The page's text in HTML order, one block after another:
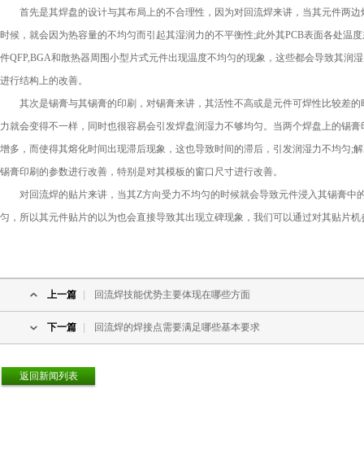
首先是其焊盘的设计与其布局上的不合理性，因为对回流焊来讲，当其元件两边
时候，就会因为热容量的不均匀而引起其湿润力的不平衡性;此外其PCB表面各处温
件QFP,BGA和散热器周围小型片式元件出现温度不均匀的现象，这些都会导致其润
进行结构上的改善。
其次是锡膏与其锡膏的印刷，对锡膏来讲，其活性不高或是元件可焊性比较差的
力就会变得不一样，同时也很容易会引发焊盘润湿力不够均匀。当两个焊盘上的锡
增多，而使得其熔化时间出现滞后现象，这也导致时间的滞后，引发润湿力不均匀;
锡膏印刷的参数进行改善，特别是对其模板的窗口尺寸进行改善。
对回流焊的贴片来讲，当其Z方向受力不均匀的时候就会导致元件浸入其锡膏中
匀，所以其元件贴片的以为也会直接导致其出现立碑现象，我们可以通过对其贴片
上一篇 回流焊技能优势主要体现在哪些方面
下一篇 回流焊的焊接点需要满足哪些基本要求
返回新闻列表